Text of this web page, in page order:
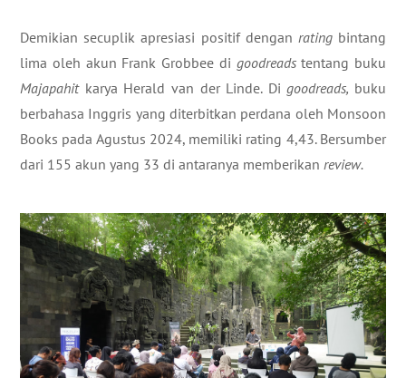
Demikian secuplik apresiasi positif dengan ratingbintang
lima oleh akun Frank Grobbee di goodreadstentang buku
Majapahit karya Herald van der Linde. Digoodreads, buku
berbahasa Inggris yang diterbitkan perdana oleh Monsoon
Books pada Agustus 2024, memiliki rating 4,43. Bersumber
dari 155 akun yang 33 di antaranya memberikan review.